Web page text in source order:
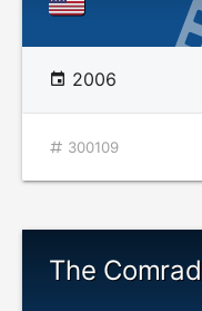
2006
300109
The